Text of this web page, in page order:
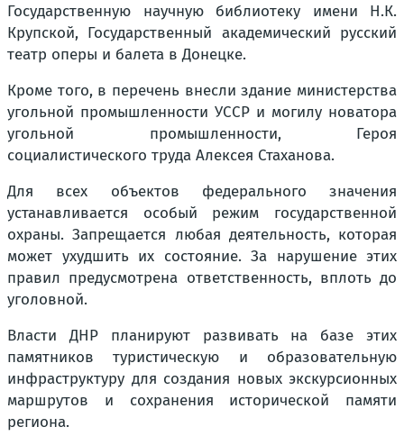
Государственную научную библиотеку имени Н.К.
Крупской, Государственный академический русский
театр оперы и балета в Донецке.
Кроме того, в перечень внесли здание министерства
угольной промышленности УССР и могилу новатора
угольной промышленности, Героя
социалистического труда Алексея Стаханова.
Для всех объектов федерального значения
устанавливается особый режим государственной
охраны. Запрещается любая деятельность, которая
может ухудшить их состояние. За нарушение этих
правил предусмотрена ответственность, вплоть до
уголовной.
Власти ДНР планируют развивать на базе этих
памятников туристическую и образовательную
инфраструктуру для создания новых экскурсионных
маршрутов и сохранения исторической памяти
региона.